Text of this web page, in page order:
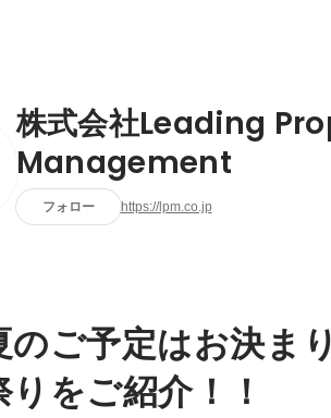
株式会社Leading
Management
フォロー https://lpm.co.jp
のご予定はお決
りをご紹介！！